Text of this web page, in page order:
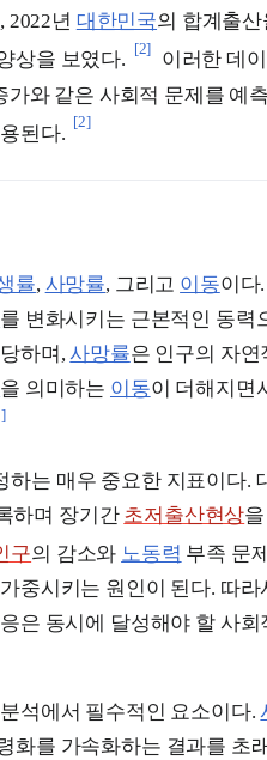
2022년 대한민국의 합계출산
상을 보였다.
[2]
이러한 데
가와 같은 사회적 문제를 예
된다.
[2]
률, 사망률, 그리고 이동이다
를 변화시키는 근본적인 동력
하며,사망률은 인구의 자연
을 의미하는 이동이 더해지면
는 매우 중요한 지표이다.
하며 장기간 초저출산현상
구의 감소와 노동력 부족 문
중시키는 원인이 된다. 따라
은 동시에 달성해야 할 사회
석에서 필수적인 요소이다.
화를 가속화하는 결과를 초